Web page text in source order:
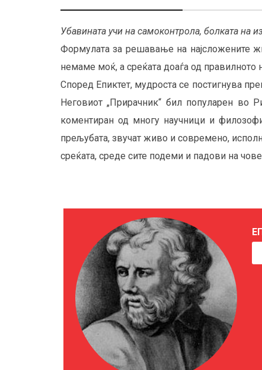
Убавината учи на самоконтрола, болката на
Формулата за решавање на најсложените
немаме моќ, а среќата доаѓа од
Според Епиктет, мудроста се постигнува
Неговиот „Прирачник“ бил популарен во
коментиран од многу научници и
прељубата, звучат живо и современо,
среќата, среде сите подеми и падови на